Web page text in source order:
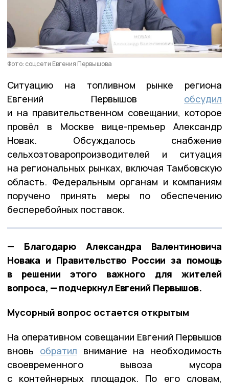
Фото: соцсети Евгения Первышова
Ситуацию на топливном рынке региона
Евгений Первышов обсудил
и на правительственном совещании, которое
провёл в Москве вице-премьер Александр
Новак. Обсуждалось снабжение
сельхозтоваропроизводителей и ситуация
на региональных рынках, включая Тамбовскую
область. Федеральным органам и компаниям
поручено принять меры по обеспечению
бесперебойных поставок.
— Благодарю Александра Валентиновича
Новака и Правительство России за помощь
в решении этого важного для жителей
вопроса, — подчеркнул Евгений Первышов.
Мусорный вопрос остается открытым
На оперативном совещании Евгений Первышов
вновь обратил внимание на необходимость
своевременного вывоза мусора
с контейнерных площадок. По его словам,